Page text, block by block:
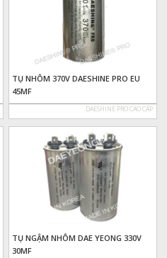
TỤ NHÔM 370V DAESHINE PRO EU
45MF
DAESHINE PRO CAO CẤP
TỤ NGẬM NHÔM DAE YEONG 330V
30MF